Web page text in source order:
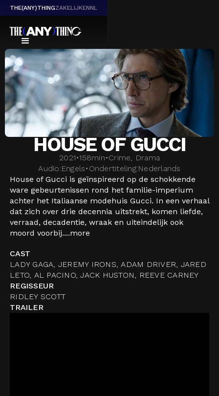
THE(ANY)THINGZAKELIJKENNL
HOUSE OF GUCCI
2021•158min•Crime, Drama
Audio:Engels• Ondertiteling:Nederlands
House of Gucci is geïnspireerd op de schokkende
ware gebeurtenissen rond het familie-imperium
achter het Italiaanse modehuis Gucci. In een verhaal
dat zich over drie decennia uitstrekt, komen liefde,
verraad, decadentie, wraak en uiteindelijk ook
moord voorbij....more
CAST
LADY GAGA, JEREMY IRONS, ADAM DRIVER, JARED
LETO, AL PACINO, JACK HUSTON, REEVE CARNEY
REGISSEUR
RIDLEY SCOTT
TRAILER